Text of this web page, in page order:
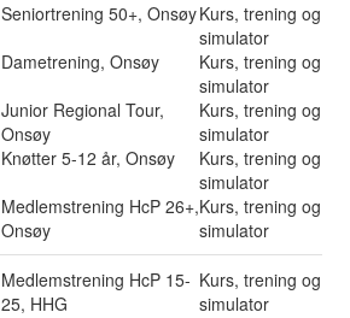
Seniortrening 50+, OnsøyKurs, trening og
simulator
Dametrening, Onsøy
Kurs, trening og
simulator
Junior Regional Tour,
Onsøy
Kurs, trening og
simulator
Knøtter 5-12 år, Onsøy
Kurs, trening og
simulator
Medlemstrening HcP 26+,
Onsøy
Kurs, trening og
simulator
Medlemstrening HcP 15-
25, HHG
Kurs, trening og
simulator